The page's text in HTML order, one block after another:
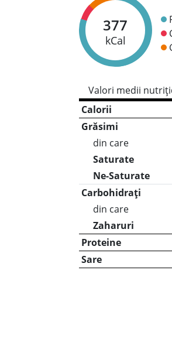
377
kCal
Valori medii
Calorii
Grăsimi
din care
Saturate
Ne-Saturate
Carbohidrați
din care
Zaharuri
Proteine
Sare